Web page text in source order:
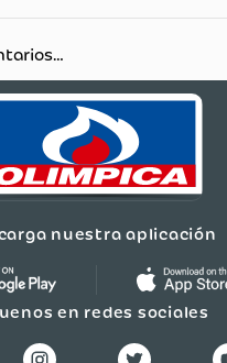
nuestra aplicación
en redes sociales